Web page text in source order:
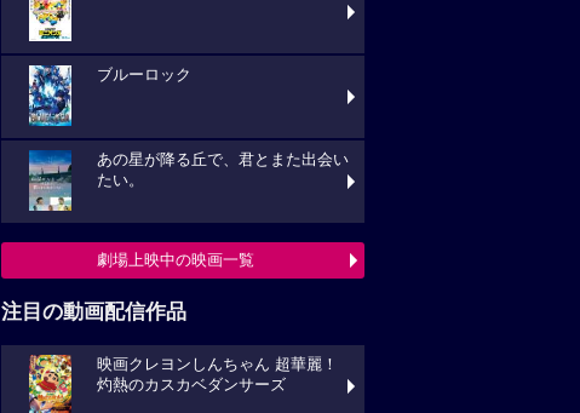
ブルーロック
あの星が降る丘で、君とまた出会い
たい。
劇場上映中の映画一覧
注目の動画配信作品
映画クレヨンしんちゃん 超華麗！
灼熱のカスカベダンサーズ